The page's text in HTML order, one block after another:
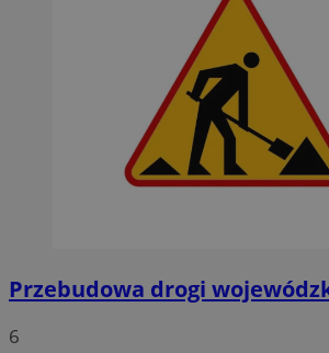
Przebudowa drogi
6